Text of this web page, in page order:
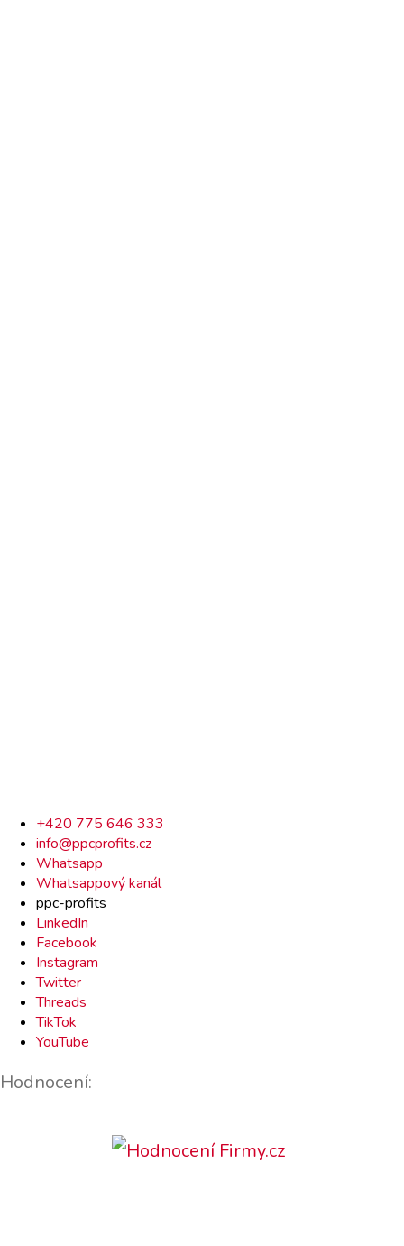
Rychlý
kontakt
+420 775 646 333
info@ppcprofits.cz
Whatsapp
Whatsappový kanál
ppc-profits
LinkedIn
Facebook
Instagram
Twitter
Threads
TikTok
YouTube
Hodnocení: